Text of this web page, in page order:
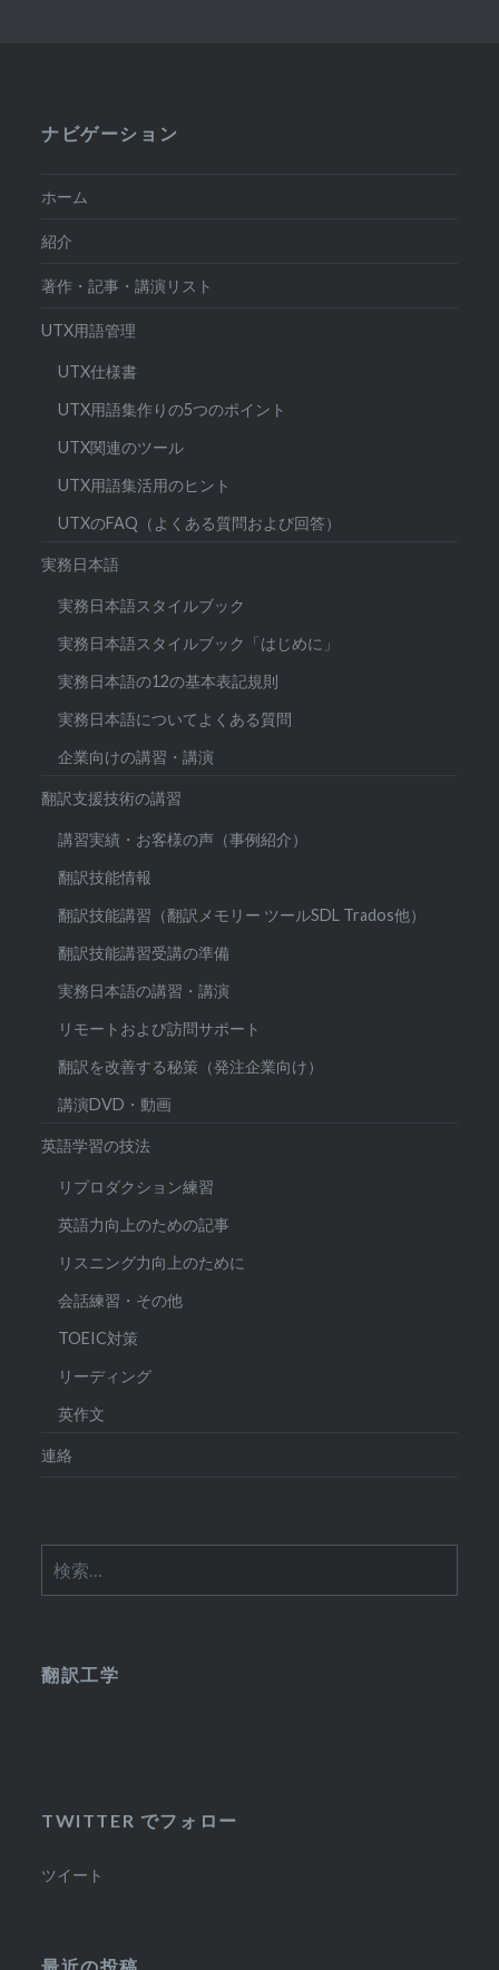
ナビゲーション
ホーム
紹介
著作・記事・講演リスト
UTX用語管理
UTX仕様書
UTX用語集作りの5つのポイント
UTX関連のツール
UTX用語集活用のヒント
UTXのFAQ（よくある質問および回答）
実務日本語
実務日本語スタイルブック
実務日本語スタイルブック「はじめに」
実務日本語の12の基本表記規則
実務日本語についてよくある質問
企業向けの講習・講演
翻訳支援技術の講習
講習実績・お客様の声（事例紹介）
翻訳技能情報
翻訳技能講習（翻訳メモリー ツールSDL Trados他）
翻訳技能講習受講の準備
実務日本語の講習・講演
リモートおよび訪問サポート
翻訳を改善する秘策（発注企業向け）
講演DVD・動画
英語学習の技法
リプロダクション練習
英語力向上のための記事
リスニング力向上のために
会話練習・その他
TOEIC対策
リーディング
英作文
連絡
索:
翻訳工学
TWITTER でフォロー
ツイート